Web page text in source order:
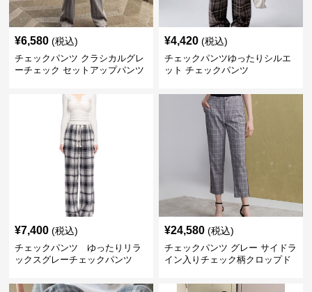
¥6,580 (税込)
チェックパンツ クラシカルグレ
ーチェック セットアップパンツ
¥4,420 (税込)
チェックパンツゆったりシルエ
ット チェックパンツ
¥7,400 (税込)
チェックパンツ ゆったりリラ
ックスグレーチェックパンツ
¥24,580 (税込)
チェックパンツ グレー サイドラ
イン入りチェック柄クロップド